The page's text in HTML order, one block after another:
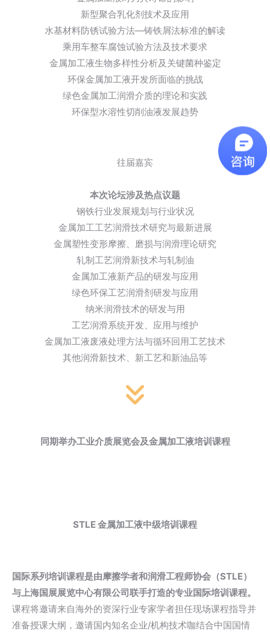
新型聚合乳化剂技术及应用
水基材料防锈试验方法—铸铁屑法标准的解读
乘用车整车腐蚀试验方法及技术要求
金属加工液生物多样性分析及关键菌种鉴定
环保金属加工液开发所面临的挑战
绿色金属加工润滑介质的理论和实践
环保型水溶性切削油液发展趋势
往届嘉宾
本次论坛涉及热点议题
钢铁行业发展规划与行业状况
金属加工工艺润滑技术研究与最新进展
金属塑性变形摩擦、磨损与润滑理论研究
轧制工艺润滑新技术与轧制油
金属加工液新产品的研发与应用
绿色环保工艺润滑剂研发与应用
纳米润滑技术的研发与用
工艺润滑系统开发、应用与维护
金属加工液废液处理方法与循环回用工艺技术
其他润滑新技术、新工艺和新油品等
同期举办工业介质展览会及金属加工液培训课程
STLE 金属加工液中级培训课程
国际系列培训课程是由摩擦学者和润滑工程师协会（STLE）
与上海国展展览中心有限公司联手打造的专业国际培训课程。
课程将邀请来自海外的资深行业专家学者担任现场课程指导并
准备授课大纲，邀请国内知名企业/机构技术咖结合中国国情